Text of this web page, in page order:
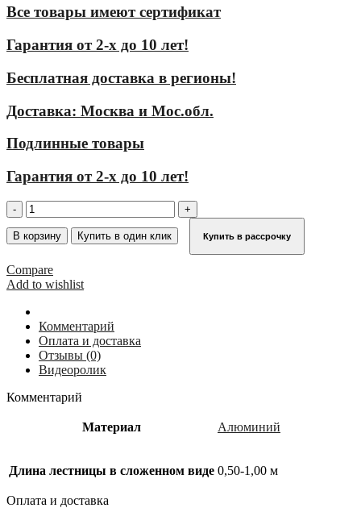
Все товары имеют сертификат
Гарантия от 2-х до 10 лет!
Бесплатная доставка в регионы!
Доставка: Москва и Мос.обл.
Подлинные товары
Гарантия от 2-х до 10 лет!
Количество
товара
Лестничная
KRAUSE
1,96
м
(алюминий)
838001
В корзину Купить в один клик Купить в рассрочку
Compare
Add to wishlist
Комментарий
Оплата и доставка
Отзывы (0)
Видеоролик
Комментарий
Материал Алюминий
Длина лестницы в сложенном виде 0,50-1,00 м
Оплата и доставка